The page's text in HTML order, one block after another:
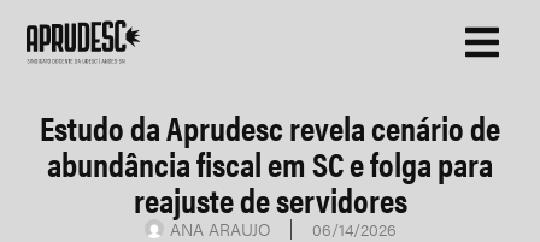
Estudo da Aprudesc revela cenário de
abundância fiscal em SC e folga para
reajuste de servidores
ANA ARAUJO 06/14/2026